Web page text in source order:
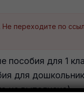
пособия для 1
для
не выполнено)